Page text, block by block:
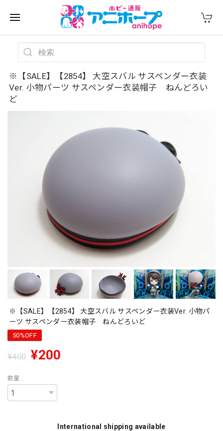
※【SALE】【2854】 大空スバル サスペンダー衣装
Ver. 小物パーツ サスペンダー衣装帽子 ねんどろい
ど
※【SALE】【2854】 大空スバル サスペンダー衣装Ver. 小物パ
ーツ サスペンダー衣装帽子 ねんどろいど
50%OFF
¥400 ¥200
数量
International shipping available